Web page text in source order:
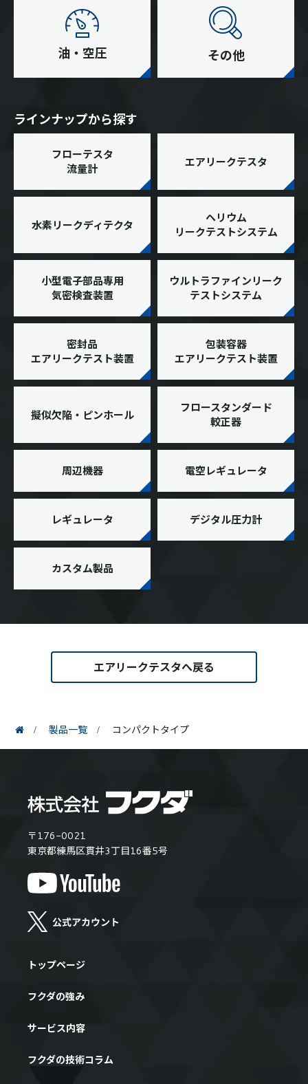
油・空圧 その他
ラインナップから探す
フローテスタ
流量計
エアリークテスタ
水素リークディテクタ
ヘリウム
リークテストシステム
小型電子部品専用
気密検査装置
ウルトラファインリーク
テストシステム
密封品
エアリークテスト装置
包装容器
エアリークテスト装置
擬似欠陥・ピンホール
フロースタンダード
較正器
周辺機器 電空レギュレータ
レギュレータ デジタル圧力計
カスタム製品
エアリークテスタへ戻る
製品一覧 コンパクトタイプ
〒176-0021
東京都練馬区貫井3丁目16番5号
トップページ
フクダの強み
サービス内容
フクダの技術コラム